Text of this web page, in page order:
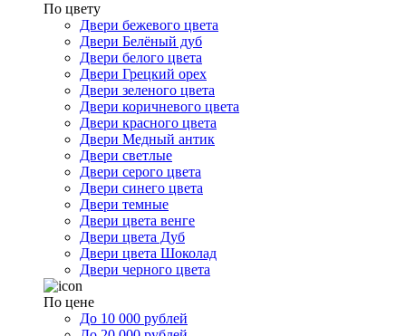
По цвету
Двери бежевого цвета
Двери Белёный дуб
Двери белого цвета
Двери Грецкий орех
Двери зеленого цвета
Двери коричневого цвета
Двери красного цвета
Двери Медный антик
Двери светлые
Двери серого цвета
Двери синего цвета
Двери темные
Двери цвета венге
Двери цвета Дуб
Двери цвета Шоколад
Двери черного цвета
По цене
До 10 000 рублей